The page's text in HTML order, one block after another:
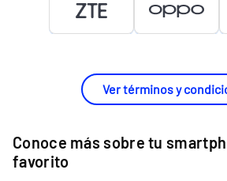
Ver términos y
Conoce más sobre tu
favorito